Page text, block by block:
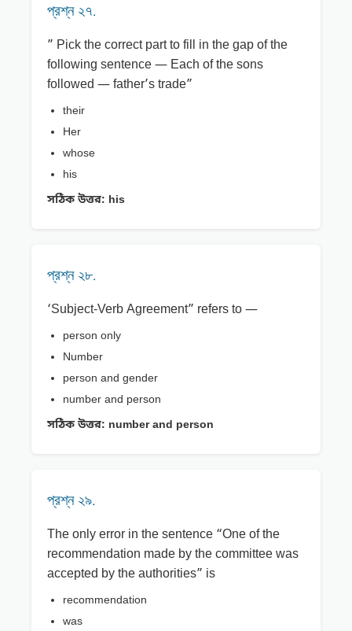
প্রশ্ন ২৭.
” Pick the correct part to fill in the gap of the
following sentence — Each of the sons
followed — father’s trade”
their
Her
whose
his
সঠিক উত্তর: his
প্রশ্ন ২৮.
‘Subject-Verb Agreement” refers to —
person only
Number
person and gender
number and person
সঠিক উত্তর: number and person
প্রশ্ন ২৯.
The only error in the sentence “One of the
recommendation made by the committee was
accepted by the authorities” is
recommendation
was